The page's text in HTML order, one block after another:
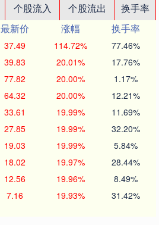
个股流入 个股流出
换手率
最新价 涨幅
换手率
37.49 114.72% 77.46%
39.83 20.01% 17.76%
77.82 20.00% 1.17%
64.32 20.00% 12.21%
33.61 19.99% 11.69%
27.85 19.99% 32.20%
19.03 19.99% 5.84%
18.02 19.97% 28.44%
12.56 19.96% 8.49%
7.16 19.93% 31.42%